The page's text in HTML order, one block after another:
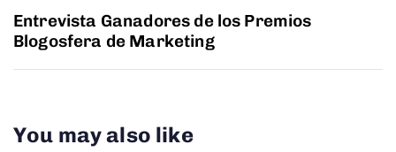
Entrevista Ganadores de los Premios
Blogosfera de Marketing
You may also like